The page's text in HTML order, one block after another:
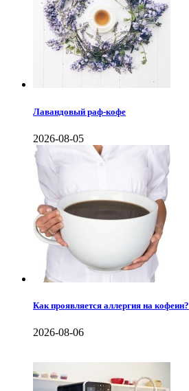
Лавандовый раф-кофе
2026-08-05
Как проявляется аллергия на кофеин?
2026-08-06